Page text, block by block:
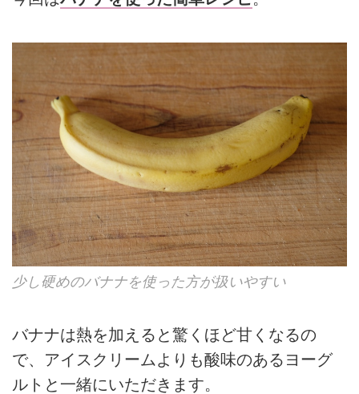
少し硬めのバナナを使った方が扱いやすい
バナナは熱を加えると驚くほど甘くなるの
で、アイスクリームよりも酸味のあるヨーグ
ルトと一緒にいただきます。